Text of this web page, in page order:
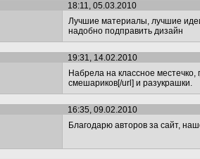
18:11, 05.03.2010
Лучшие материалы, лучшие идеи
надобно подправить дизайн
19:31, 14.02.2010
Набрела на классное
смешариков[/url] и разукрашки.
16:35, 09.02.2010
Благодарю авторов за сайт,